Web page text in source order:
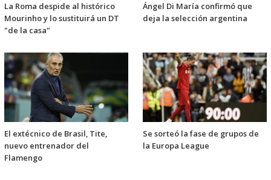
La Roma despide al histórico
Mourinho y lo sustituirá un DT
"de la casa"
Ángel Di María confirmó que
deja la selección argentina
El extécnico de Brasil, Tite,
nuevo entrenador del
Flamengo
Se sorteó la fase de grupos de
la Europa League